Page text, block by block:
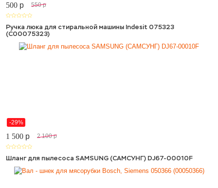
500 p 550 p
Ручка люка для стиральной машины Indesit 075323
(C00075323)
-29%
1 500 p 2 100 p
Шланг для пылесоса SAMSUNG (САМСУНГ) DJ67-00010F